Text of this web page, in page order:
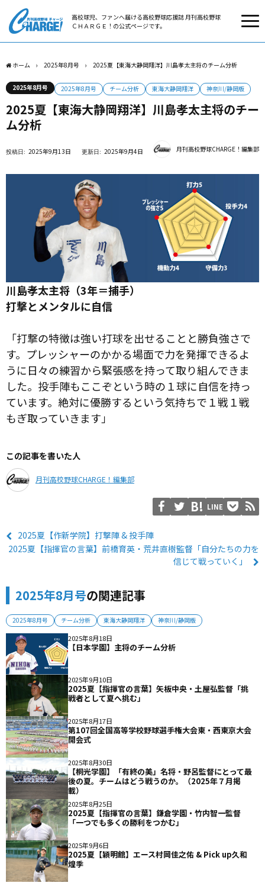
高校球児、ファンへ届ける高校野球応援誌 月刊高校野球
ＣＨＡＲＧＥ！の公式ページです。
ホーム 2025年8月号 2025夏【東海大静岡翔洋】川島孝太主将のチーム分析
2025年8月号 2025年8月号 チーム分析 東海大静岡翔洋 神奈川/静岡版
2025夏【東海大静岡翔洋】川島孝太主将のチー
ム分析
2025年9月13日 2025年9月4日 月刊高校野球CHARGE！編集部
川島孝太主将（3年＝捕手）
打撃とメンタルに自信
「打撃の特徴は強い打球を出せることと勝負強さで
す。プレッシャーのかかる場面で力を発揮できるよ
うに日々の練習から緊張感を持って取り組んできま
した。投手陣もここぞという時の１球に自信を持っ
ています。絶対に優勝するという気持ちで１戦１戦
もぎ取っていきます」
この記事を書いた人
月刊高校野球CHARGE！編集部
LINE
2025夏【作新学院】打撃陣 & 投手陣
2025夏【指揮官の言葉】前橋育英・荒井直樹監督「自分たちの力を
信じて戦っていく」
2025年8月号の関連記事
2025年8月号 チーム分析 東海大静岡翔洋 神奈川/静岡版
2025年8月18日
【日本学園】主将のチーム分析
2025年9月10日
2025夏【指揮官の言葉】矢板中央・土屋弘監督「挑
戦者として夏へ挑む」
2025年8月17日
第107回全国高等学校野球選手権大会東・西東京大会
開会式
2025年8月30日
【桐光学園】「有終の美」名将・野呂監督にとって最
後の夏。チームはどう戦うのか。（2025年７月掲
載）
2025年8月25日
2025夏【指揮官の言葉】鎌倉学園・竹内智一監督
「一つでも多くの勝利をつかむ」
2025年9月6日
2025夏【穎明館】エース村岡佳之佑 & Pick up久和
煌季